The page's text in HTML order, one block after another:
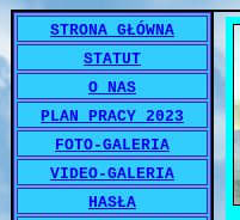
STRONA GŁÓWNA
STATUT
O NAS
PLAN PRACY 2023
FOTO-GALERIA
VIDEO-GALERIA
HASŁA